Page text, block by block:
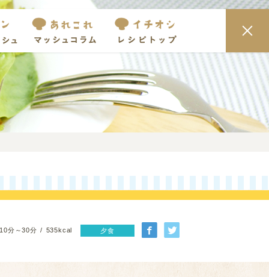
10分～30分 535kcal 夕食